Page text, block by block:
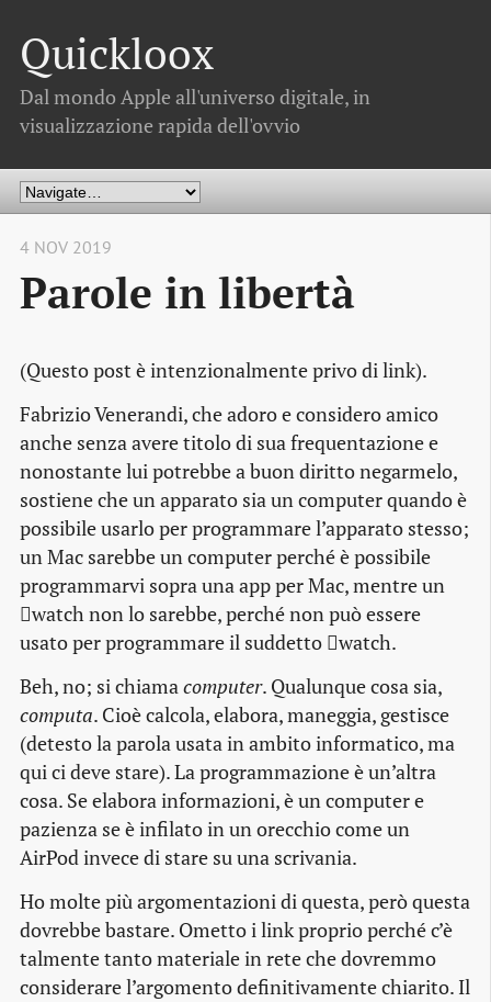
Quickloox
Dal mondo Apple all'universo digitale, in
visualizzazione rapida dell'ovvio
4 NOV 2019
Parole in libertà
(Questo post è intenzionalmente privo di link).
Fabrizio Venerandi, che adoro e considero amico
anche senza avere titolo di sua frequentazione e
nonostante lui potrebbe a buon diritto negarmelo,
sostiene che un apparato sia un computer quando è
possibile usarlo per programmare l’apparato stesso;
un Mac sarebbe un computer perché è possibile
programmarvi sopra una app per Mac, mentre un
watch non lo sarebbe, perché non può essere
usato per programmare il suddetto watch.
Beh, no; si chiamacomputer. Qualunque cosa sia,
computa. Cioè calcola, elabora, maneggia, gestisce
(detesto la parola usata in ambito informatico, ma
qui ci deve stare). La programmazione è un’altra
cosa. Se elabora informazioni, è un computer e
pazienza se è infilato in un orecchio come un
AirPod invece di stare su una scrivania.
Ho molte più argomentazioni di questa, però questa
dovrebbe bastare. Ometto i link proprio perché c’è
talmente tanto materiale in rete che dovremmo
considerare l’argomento definitivamente chiarito. Il